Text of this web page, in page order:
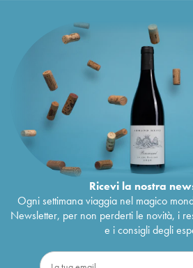
Ricevi la nostra
Ogni settimana viaggia nel magico
Newsletter, per non perderti le novità, i
e i consigli degli